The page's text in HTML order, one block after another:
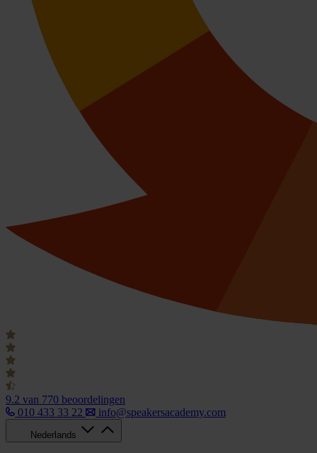
9.2 van 770 beoordelingen
010 433 33 22
info@speakersacademy.com
Nederlands